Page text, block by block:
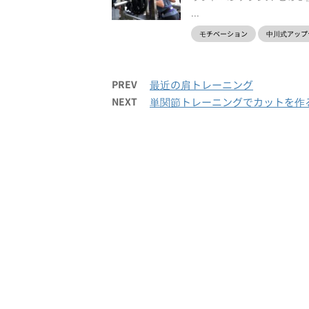
...
モチベーション 中川式アッ
PREV 最近の肩トレーニング
NEXT 単関節トレーニングでカットを作